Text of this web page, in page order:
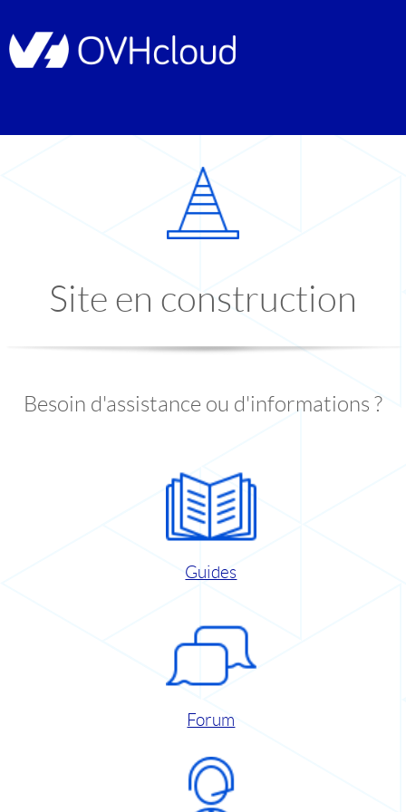
Site en construction
Besoin d'assistance ou d'informations ?
Guides
Forum